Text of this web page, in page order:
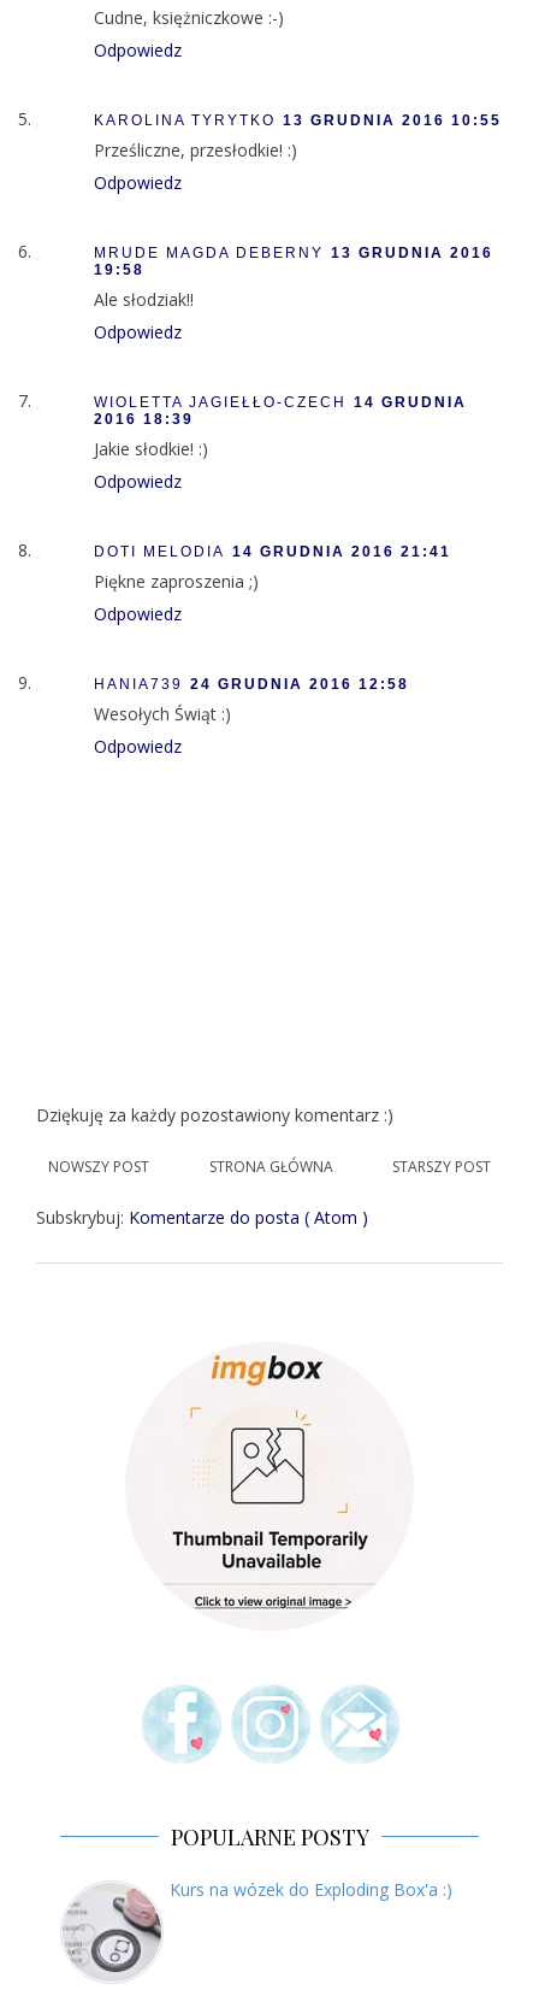
Cudne, księżniczkowe :-)
Odpowiedz
KAROLINA TYRYTKO 13 GRUDNIA 2016 10:55
Prześliczne, przesłodkie! :)
Odpowiedz
MRUDE MAGDA DEBERNY 13 GRUDNIA 2016
19:58
Ale słodziak!!
Odpowiedz
WIOLETTA JAGIEŁŁO-CZECH
14 GRUDNIA
2016 18:39
Jakie słodkie! :)
Odpowiedz
DOTI MELODIA 14 GRUDNIA 2016 21:41
Piękne zaproszenia ;)
Odpowiedz
HANIA739 24 GRUDNIA 2016 12:58
Wesołych Świąt :)
Odpowiedz
Dziękuję za każdy pozostawiony komentarz :)
NOWSZY POST STARSZY POST
STRONA GŁÓWNA
Subskrybuj: Komentarze do posta ( Atom )
POPULARNE POSTY
Kurs na wózek do Exploding Box'a :)